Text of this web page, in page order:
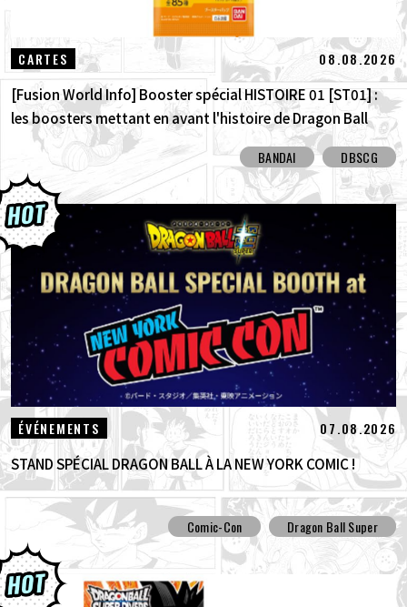
CARTES 08.08.2026
[Fusion World Info] Booster spécial HISTOIRE 01 [ST01] :
les boosters mettant en avant l'histoire de Dragon Ball
sont arrivés ! Découvrez toutes les cartes à illustration
alternative !
BANDAI DBSCG
ÉVÉNEMENTS 07.08.2026
STAND SPÉCIAL DRAGON BALL À LA NEW YORK COMIC !
Comic-Con Dragon Ball Super